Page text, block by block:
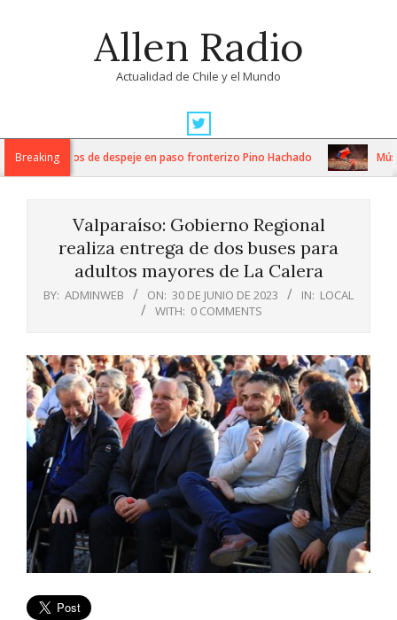
Allen Radio
Actualidad de Chile y el Mundo
Navigation
MenuBreaking
trabajos de despeje en paso fronterizo Pino Hachado
Valparaíso: Gobierno Regional
realiza entrega de dos buses para
adultos mayores de La Calera
BY: ADMINWEB ON: 30 DE JUNIO DE 2023 IN: LOCAL
WITH: 0 COMMENTS